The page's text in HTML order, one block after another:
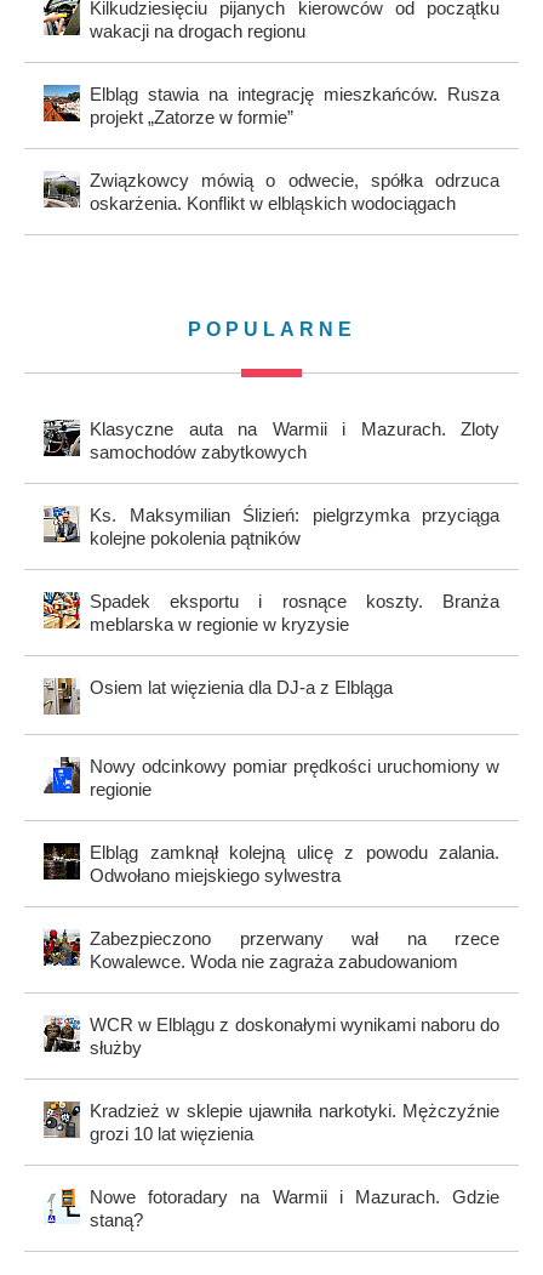
Kilkudziesięciu pijanych kierowców od początku
wakacji na drogach regionu
Elbląg stawia na integrację mieszkańców. Rusza
projekt „Zatorze w formie”
Związkowcy mówią o odwecie, spółka odrzuca
oskarżenia. Konflikt w elbląskich wodociągach
POPULARNE
Klasyczne auta na Warmii i Mazurach. Zloty
samochodów zabytkowych
Ks. Maksymilian Ślizień: pielgrzymka przyciąga
kolejne pokolenia pątników
Spadek eksportu i rosnące koszty. Branża
meblarska w regionie w kryzysie
Osiem lat więzienia dla DJ-a z Elbląga
Nowy odcinkowy pomiar prędkości uruchomiony w
regionie
Elbląg zamknął kolejną ulicę z powodu zalania.
Odwołano miejskiego sylwestra
Zabezpieczono przerwany wał na rzece
Kowalewce. Woda nie zagraża zabudowaniom
WCR w Elblągu z doskonałymi wynikami naboru do
służby
Kradzież w sklepie ujawniła narkotyki. Mężczyźnie
grozi 10 lat więzienia
Nowe fotoradary na Warmii i Mazurach. Gdzie
staną?